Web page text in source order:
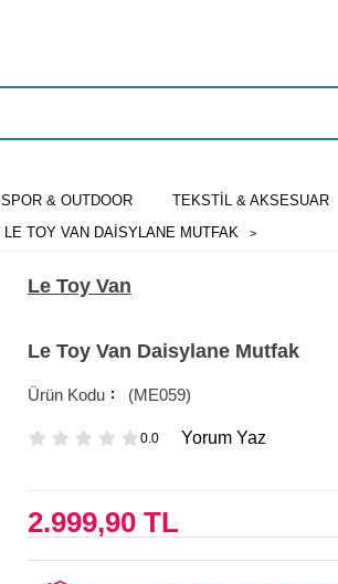
SPOR & OUTDOOR TEKSTİL & AKSESUAR
LE TOY VAN DAISYLANE MUTFAK
Le Toy Van
Le Toy Van Daisylane Mutfak
(ME059)
0.0 Yorum Yaz
2.999,90 TL